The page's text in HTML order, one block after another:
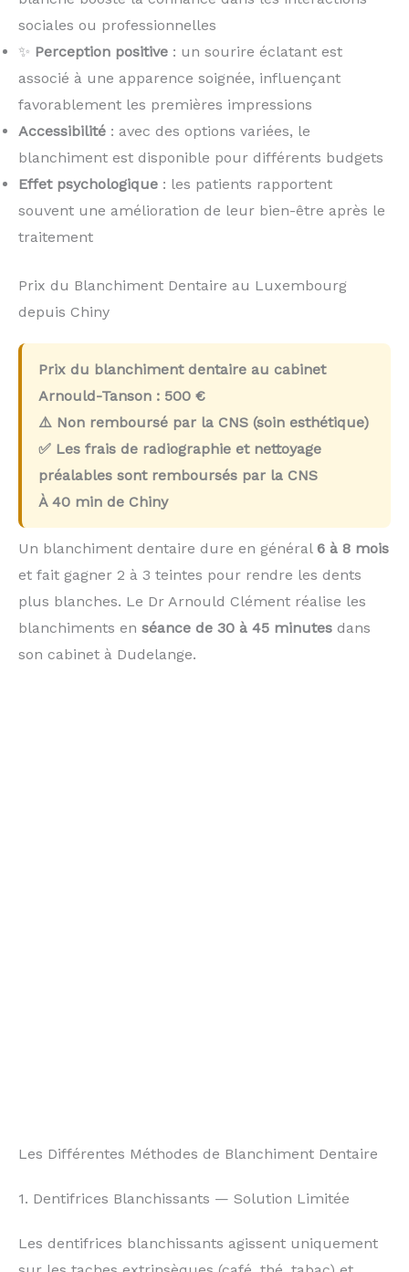
sociales ou professionnelles
✨ Perception positive : un sourire éclatant est
associé à une apparence soignée, influençant
favorablement les premières impressions
Accessibilité : avec des options variées, le
blanchiment est disponible pour différents budgets
Effet psychologique : les patients rapportent
souvent une amélioration de leur bien-être après le
traitement
Prix du Blanchiment Dentaire au Luxembourg
depuis Chiny
Prix du blanchiment dentaire au cabinet
Arnould-Tanson : 500 €
⚠️ Non remboursé par la CNS (soin esthétique)
✅ Les frais de radiographie et nettoyage
préalables sont remboursés par la CNS
À 40 min de Chiny
Un blanchiment dentaire dure en général 6 à 8 mois
et fait gagner 2 à 3 teintes pour rendre les dents
plus blanches. Le Dr Arnould Clément réalise les
blanchiments en séance de 30 à 45 minutes dans
son cabinet à Dudelange.
Les Différentes Méthodes de Blanchiment Dentaire
1. Dentifrices Blanchissants — Solution Limitée
Les dentifrices blanchissants agissent uniquement